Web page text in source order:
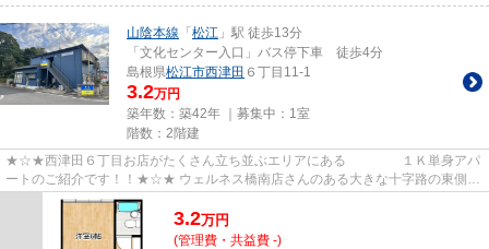
山陰本線 「 松江 」駅 徒歩13分
「文化センター入口」バス停下車 徒歩4分
島根県松江市西津田 ６丁目11-1
3.2万円
築年数：築42年 ｜募集中： 1室
階数：2階建
★☆★西津田６丁目お店がたくさん立ち並ぶエリアにある １Ｋ単身アパ
ートのご紹介です！！★☆★ ウェルネス橋南店さんのある大きな十字路の東側に
ある単身アパートです。 プラバホ...
3.2万円
(管理費・共益費 -)